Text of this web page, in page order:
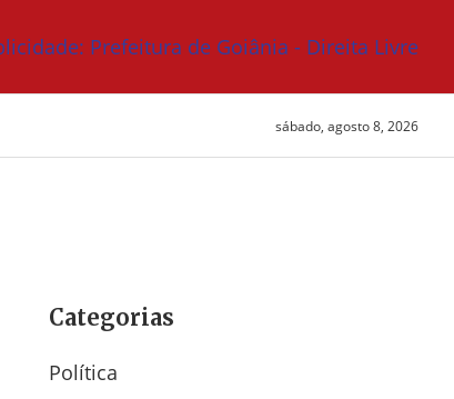
sábado, agosto 8, 2026
Categorias
Política